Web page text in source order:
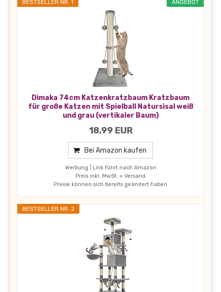
ANGEBOT
BESTSELLER NR. 1
Dimaka 74cm Katzenkratzbaum Kratzbaum
für große Katzen mit Spielball Natursisal weiß
und grau (vertikaler Baum)
18,99 EUR
Bei Amazon kaufen
Werbung | Link führt nach Amazon
Preis inkl. MwSt. + Versand
Preise können sich bereits geändert haben
BESTSELLER NR. 2